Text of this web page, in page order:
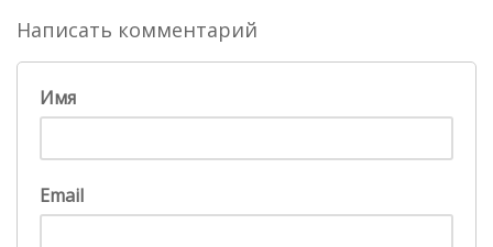
Написать комментарий
Имя
Email